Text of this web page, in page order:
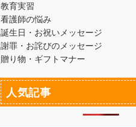
教育実習
看護師の悩み
誕生日・お祝いメッセージ
謝罪・お詫びのメッセージ
贈り物・ギフトマナー
人気記事